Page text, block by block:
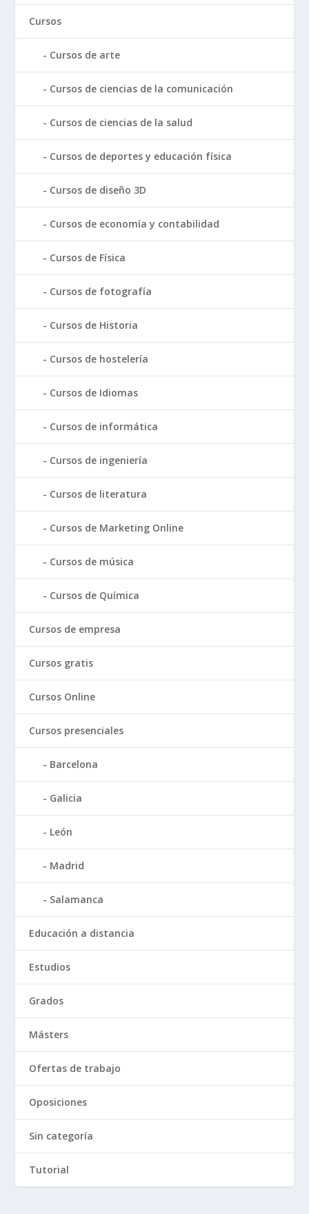
Cursos
Cursos de arte
Cursos de ciencias de la comunicación
Cursos de ciencias de la salud
Cursos de deportes y educación física
Cursos de diseño 3D
Cursos de economía y contabilidad
Cursos de Física
Cursos de fotografía
Cursos de Historia
Cursos de hostelería
Cursos de Idiomas
Cursos de informática
Cursos de ingeniería
Cursos de literatura
Cursos de Marketing Online
Cursos de música
Cursos de Química
Cursos de empresa
Cursos gratis
Cursos Online
Cursos presenciales
Barcelona
Galicia
León
Madrid
Salamanca
Educación a distancia
Estudios
Grados
Másters
Ofertas de trabajo
Oposiciones
Sin categoría
Tutorial